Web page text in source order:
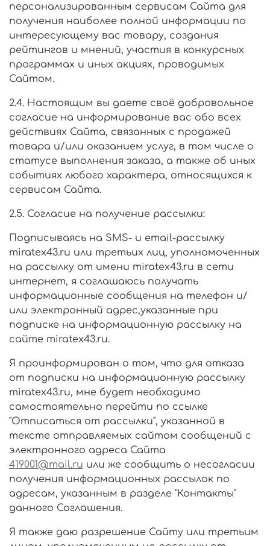
персонализированным сервисам Сайта для
получения наиболее полной информации по
интересующему вас товару, создания
рейтингов и мнений, участия в конкурсных
программах и иных акциях, проводимых
Сайтом.
2.4. Настоящим вы даете своё добровольное
согласие на информирование вас обо всех
действиях Сайта, связанных с продажей
товара и/или оказанием услуг, в том числе о
статусе выполнения заказа, а также об иных
событиях любого характера, относящихся к
сервисам Сайта.
2.5. Согласие на получение рассылки:
Подписываясь на SMS- и email-рассылку
miratex43.ru или третьих лиц, уполномоченных
на рассылку от имени miratex43.ru в сети
интернет, я соглашаюсь получать
информационные сообщения на телефон и/
или электронный адрес,указанные при
подписке на информационную рассылку на
сайте miratex43.ru.
Я проинформирован о том, что для отказа
от подписки на информационную рассылку
miratex43.ru, мне будет необходимо
самостоятельно перейти по ссылке
"Отписаться от рассылки", указанной в
тексте отправляемых сайтом сообщений с
электронного адреса Сайта
419001@mail.ru или же сообщить о несогласии
получения информационных рассылок по
адресам, указанным в разделе "Контакты"
данного Соглашения.
Я также даю разрешение Сайту или третьим